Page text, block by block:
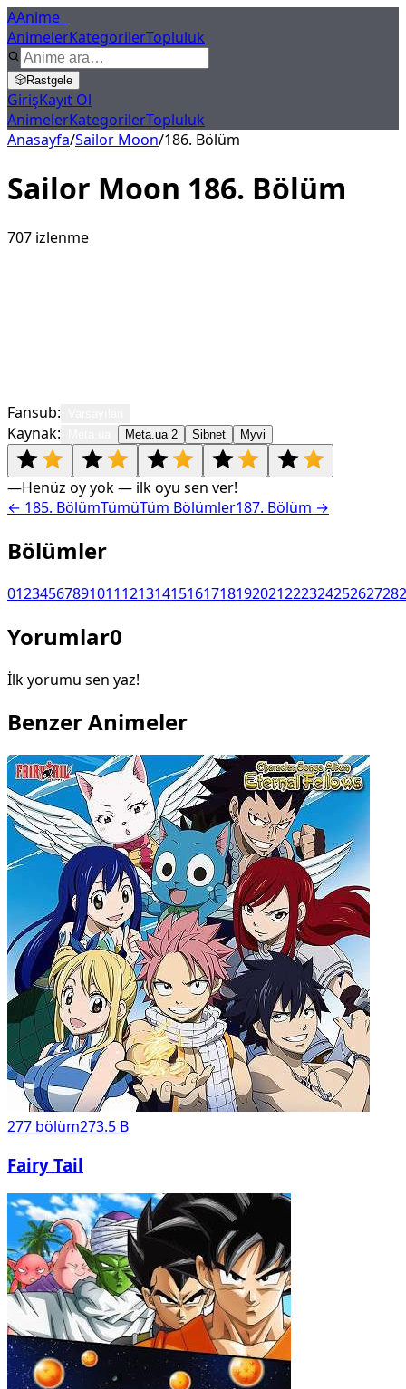
AAnime
AnimelerKategorilerTopluluk
🎲Rastgele
GirişKayıt Ol
AnimelerKategorilerTopluluk
Anasayfa/Sailor Moon/186. Bölüm
Sailor Moon 186. Bölüm
707 izlenme
Fansub:
Kaynak: Meta.ua 2 Sibnet Myvi
—Henüz oy yok — ilk oyu sen ver!
← 185. BölümTümüTüm Bölümler187. Bölüm →
Bölümler
012345678910111213141516171819202122232425262728
Yorumlar0
İlk yorumu sen yaz!
Benzer Animeler
277 bölüm273.5 B
Fairy Tail